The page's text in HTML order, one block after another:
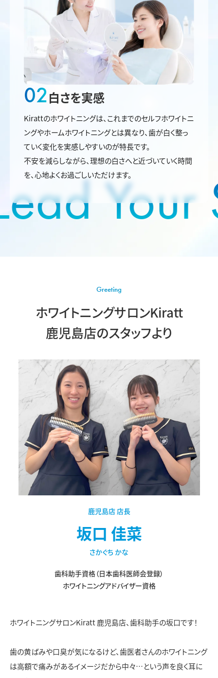
02白さを実感
Kirattのホワイトニングは、これまでのセルフホワイトニ
ングやホームホワイトニングとは異なり、歯が白く整っ
ていく変化を実感しやすいのが特長です。
不安を減らしながら、理想の白さへと近づいていく時間
を、心地よくお過ごしいただけます。Your
Greeting
ホワイトニングサロンKiratt
鹿児島店のスタッフより
鹿児島店 店長
坂口 佳菜
さかぐち かな
歯科助手資格（日本歯科医師会登録）
ホワイトニングアドバイザー資格
ホワイトニングサロンKiratt 鹿児島店、歯科助手の坂口です！
歯の黄ばみや口臭が気になるけど、歯医者さんのホワイトニング
は高額で痛みがあるイメージだから中々…という声を良く耳に